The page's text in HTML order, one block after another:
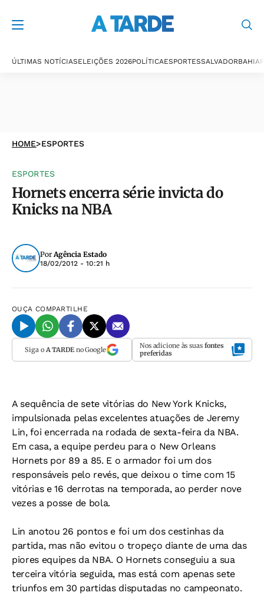
ÚLTIMAS NOTÍCIASELEIÇÕES 2026POLÍTICAESPORTESSALVADORBAHIA
HOME>ESPORTES
ESPORTES
Hornets encerra série invicta do
Knicks na NBA
PorAgência Estado
18/02/2012 - 10:21 h
OUÇA COMPARTILHE
Siga o A TARDEno Google Nos adicione às suas fontes
preferidas
A sequência de sete vitórias do New York Knicks,
impulsionada pelas excelentes atuações de Jeremy
Lin, foi encerrada na rodada de sexta-feira da NBA.
Em casa, a equipe perdeu para o New Orleans
Hornets por 89 a 85. E o armador foi um dos
responsáveis pelo revés, que deixou o time com 15
vitórias e 16 derrotas na temporada, ao perder nove
vezes a posse de bola.
Lin anotou 26 pontos e foi um dos cestinhas da
partida, mas não evitou o tropeço diante de uma das
piores equipes da NBA. O Hornets conseguiu a sua
terceira vitória seguida, mas está com apenas sete
triunfos em 30 partidas disputadas no campeonato.